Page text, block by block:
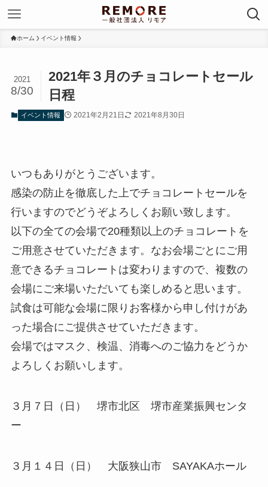
ホーム イベント情報
2021年３月のチョコレートセール
日程
2021
8/30
イベント情報 2021年2月21日 2021年8月30日
いつもありがとうございます。
感染の防止を徹底した上でチョコレートセールを
行いますのでどうぞよろしくお願い致します。
以下の全ての会場で20種類以上のチョコレートを
ご用意させていただきます。なお会場ごとにご用
意できるチョコレートは変わりますので、複数の
会場にご来場いただいても楽しめると思います。
試食は可能な会場に限りお客様から申し付けがあ
った場合にご提供させていただきます。
会場ではマスク、検温、消毒へのご協力をどうか
よろしくお願いします。
３月７日（日） 堺市北区 堺市産業振興センタ
ー
３月１４日（日） 大阪狭山市 SAYAKAホール